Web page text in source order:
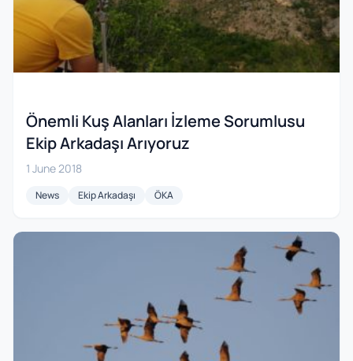
Önemli Kuş Alanları İzleme Sorumlusu
Ekip Arkadaşı Arıyoruz
1 June 2018
News Ekip Arkadaşı ÖKA